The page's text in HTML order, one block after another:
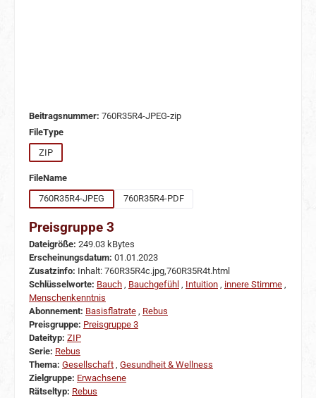
Beitragsnummer: 760R35R4-JPEG-zip
FileTypeauswählen
ZIP
FileNameauswählen
760R35R4-JPEG
760R35R4-PDF
Preisgruppe 3
Dateigröße: 249.03 kBytes
Erscheinungsdatum: 01.01.2023
Zusatzinfo: Inhalt: 760R35R4c.jpg,760R35R4t.html
Schlüsselworte: Bauch Bauchgefühl Intuition innere Stimme
Menschenkenntnis
Abonnement: Basisflatrate
Rebus
Preisgruppe: Preisgruppe 3
Dateityp: ZIP
Serie: Rebus
Thema: Gesellschaft Gesundheit & Wellness
Zielgruppe: Erwachsene
Rätseltyp: Rebus